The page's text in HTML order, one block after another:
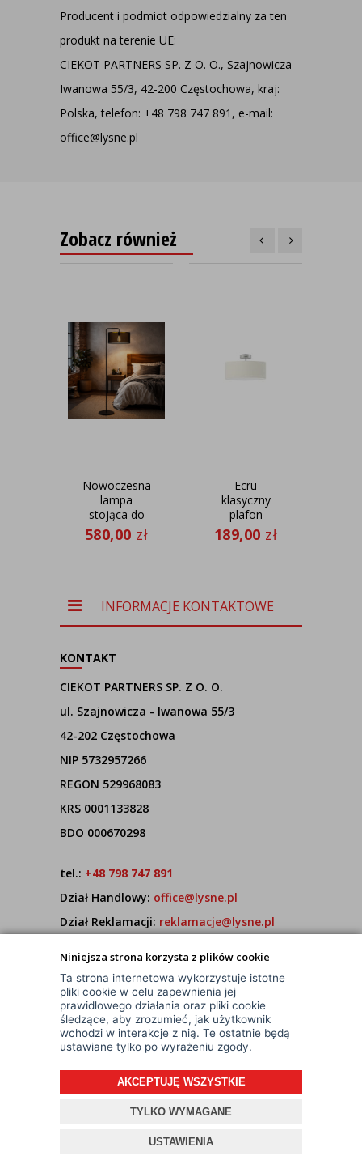
Niniejsza strona korzysta z plików cookie
Ta strona internetowa wykorzystuje istotne
pliki cookie w celu zapewnienia jej
prawidłowego działania oraz pliki cookie
śledzące, aby zrozumieć, jak użytkownik
wchodzi w interakcje z nią. Te ostatnie będą
ustawiane tylko po wyrażeniu zgody.
AKCEPTUJĘ WSZYSTKIE
TYLKO WYMAGANE
USTAWIENIA
Producent i podmiot odpowiedzialny za ten
produkt na terenie UE:
CIEKOT PARTNERS SP. Z O. O., Szajnowicza -
Iwanowa 55/3, 42-200 Częstochowa, kraj:
Polska, telefon: +48 798 747 891, e-mail:
office@lysne.pl
Zobacz również
Nowoczesna
lampa
stojąca do
salonu
BOLIVIA
580,00 zł
Ecru
klasyczny
plafon
sufitowy
WENECJA fi -
189,00 zł
INFORMACJE KONTAKTOWE
KONTAKT
CIEKOT PARTNERS SP. Z O. O.
ul. Szajnowicza - Iwanowa 55/3
42-202 Częstochowa
NIP 5732957266
REGON 529968083
KRS 0001133828
BDO 000670298
tel.: +48 798 747 891
Dział Handlowy: office@lysne.pl
Dział Reklamacji: reklamacje@lysne.pl
7:00 - 15:00
© Wszelkie Prawa Zastrzeżone
Projekt i oprogramowanie sklepu: